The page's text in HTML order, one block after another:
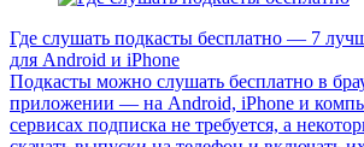
Где слушать подкасты бесплатно — 7
для Android и iPhone
Подкасты можно слушать бесплатно в
приложении — на Android, iPhone и
сервисах подписка не требуется, а